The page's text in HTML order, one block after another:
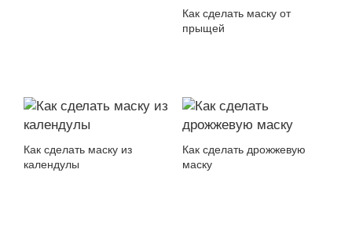
Как сделать маску от
прыщей
Как сделать маску из
календулы
Как сделать дрожжевую
маску